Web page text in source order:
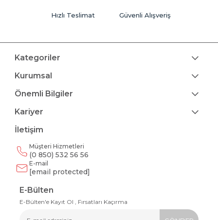
Hızlı Teslimat Güvenli Alışveriş
Kategoriler
Kurumsal
Önemli Bilgiler
Kariyer
İletişim
Müşteri Hizmetleri
(0 850) 532 56 56
E-mail
[email protected]
E-Bülten
E-Bülten'e Kayıt Ol , Fırsatları Kaçırma